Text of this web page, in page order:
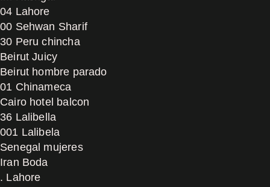
04 Lahore
00 Sehwan Sharif
30 Peru chincha
Beirut Juicy
Beirut hombre parado
01 Chinameca
Cairo hotel balcon
36 Lalibella
001 Lalibela
Senegal mujeres
Iran Boda
. Lahore